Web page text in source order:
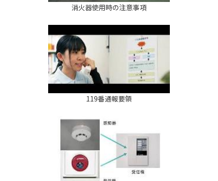
消火器使用時の注意事項
119番通報要領